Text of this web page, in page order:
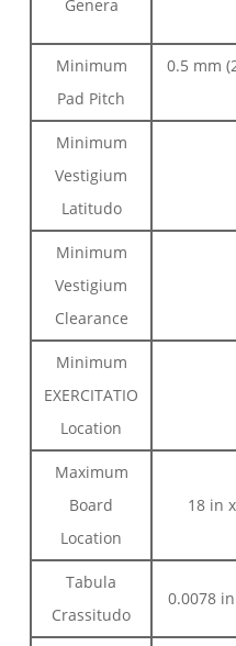
Genera
Minimum
Pad Pitch
0.5 mm
Minimum
Vestigium
Latitudo
Minimum
Vestigium
Clearance
Minimum
EXERCITATIO
Location
Maximum
Board
Location
18 in
Tabula
Crassitudo
0.0078